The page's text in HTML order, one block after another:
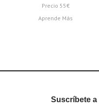
Precio 55€
Aprende Más
Suscríbete